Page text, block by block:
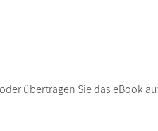
übertragen Sie das eBook